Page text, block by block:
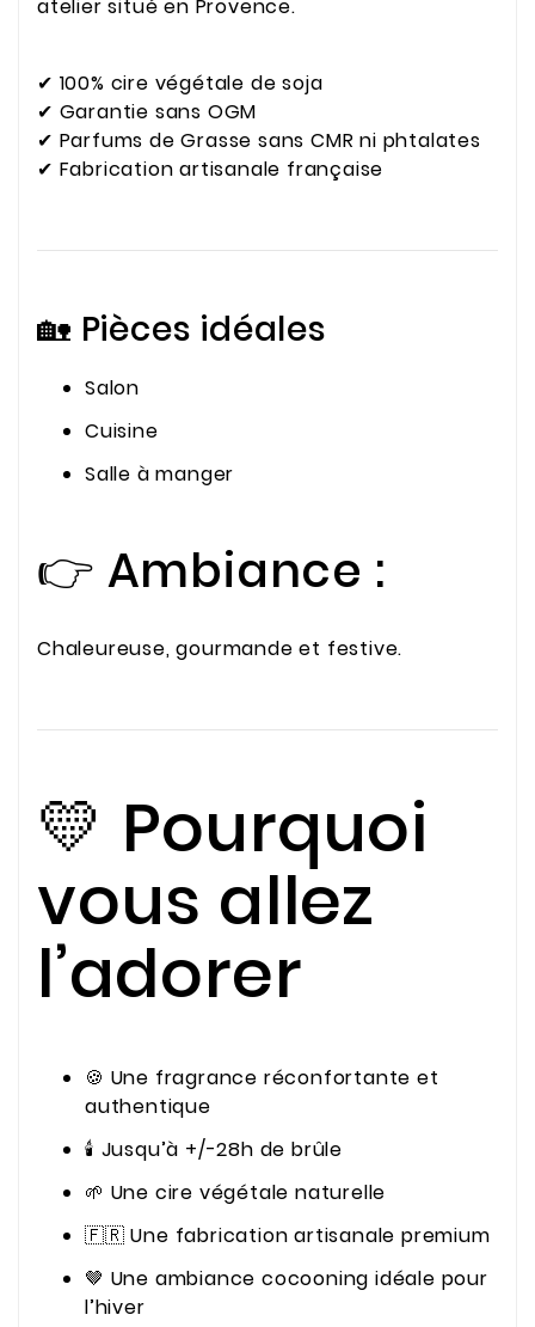
atelier situé en Provence.
✔ 100% cire végétale de soja
✔ Garantie sans OGM
✔ Parfums de Grasse sans CMR ni phtalates
✔ Fabrication artisanale française
🏡 Pièces idéales
Salon
Cuisine
Salle à manger
👉 Ambiance :
Chaleureuse, gourmande et festive.
💛 Pourquoi
vous allez
l’adorer
🍪 Une fragrance réconfortante et
authentique
🕯️ Jusqu’à +/-28h de brûle
🌱 Une cire végétale naturelle
🇫🇷 Une fabrication artisanale premium
🤎 Une ambiance cocooning idéale pour
l’hiver